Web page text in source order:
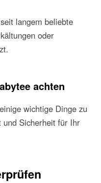
langem beliebte
oder
achten
wichtige Dinge zu
und Sicherheit für Ihr